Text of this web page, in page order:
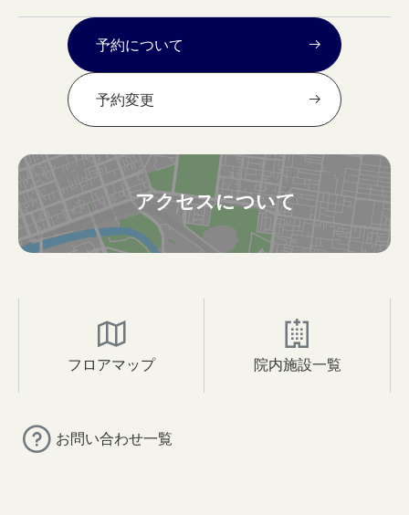
予約について
予約変更
アクセスについて
フロアマップ 院内施設一覧
お問い合わせ一覧